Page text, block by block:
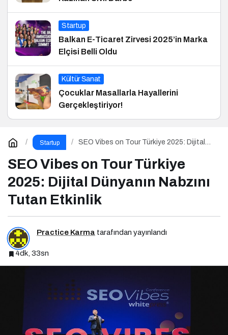
Startup
Balkan E-Ticaret Zirvesi 2025’in Marka
Elçisi Belli Oldu
Kültür Sanat
Çocuklar Masallarla Hayallerini
Gerçekleştiriyor!
Startup
SEO Vibes on Tour Türkiye 2025: Dijital
SEO Vibes on Tour Türkiye
2025: Dijital Dünyanın Nabzını
Tutan Etkinlik
Practice Karma tarafından yayınlandı
4dk, 33sn